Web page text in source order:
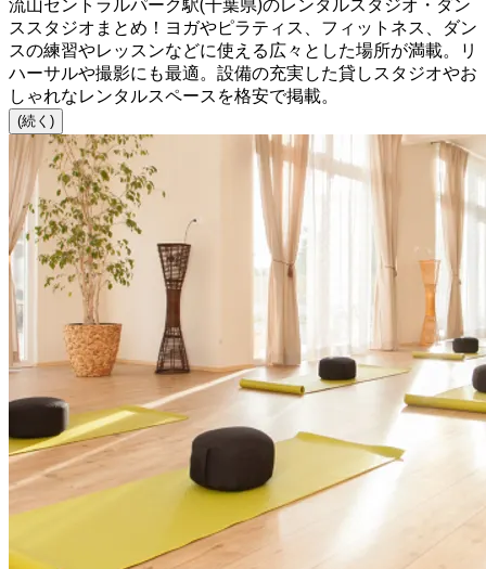
流山セントラルパーク駅(千葉県)のレンタルスタジオ・ダン
ススタジオまとめ！ヨガやピラティス、フィットネス、ダン
スの練習やレッスンなどに使える広々とした場所が満載。リ
ハーサルや撮影にも最適。設備の充実した貸しスタジオやお
しゃれなレンタルスペースを格安で掲載。
(続く)